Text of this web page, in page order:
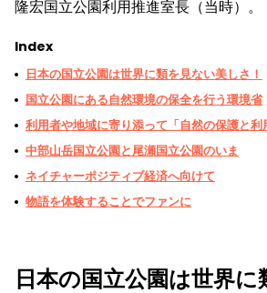
隆宏国立公園利用推進室長（当時）。
Index
日本の国立公園は世界に類を見ない美しさ！
国立公園にある自然環境の保全を行う環境省
利用者や地域に寄り添って「自然の保護と利
中部山岳国立公園と尾瀬国立公園のいま
ネイチャーポジティブ経済へ向けて
物語を体験することでファンに
日本の国立公園は世界